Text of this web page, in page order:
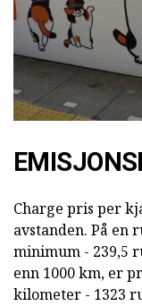
Charge pris per
avstanden. På en
minimum - 239,5
enn 1000 km, er
kilometer - 1323